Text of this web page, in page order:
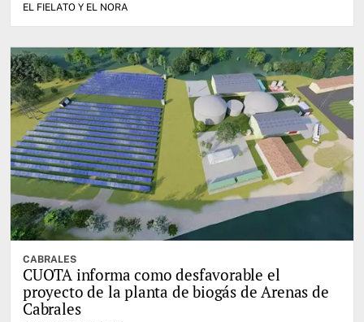
EL FIELATO Y EL NORA
CABRALES
CUOTA informa como desfavorable el
proyecto de la planta de biogás de Arenas de
Cabrales